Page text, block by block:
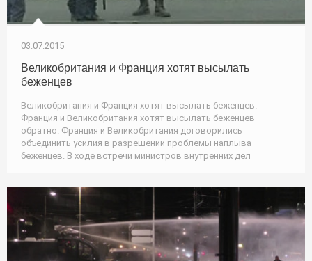
03.07.2015
Великобритания и Франция хотят высылать
беженцев
Великобритания и Франция хотят высылать беженцев.
Франция и Великобритания хотят высылать беженцев
обратно. Франция и Великобритания договорились
объединить усилия в разрешении проблемы наплыва
беженцев. В ходе встречи министров внутренних дел